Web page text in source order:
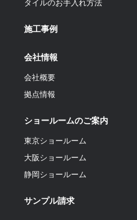
タイルのお手入れ方法
施工事例
会社情報
会社概要
拠点情報
ショールームのご案内
東京ショールーム
大阪ショールーム
静岡ショールーム
サンプル請求